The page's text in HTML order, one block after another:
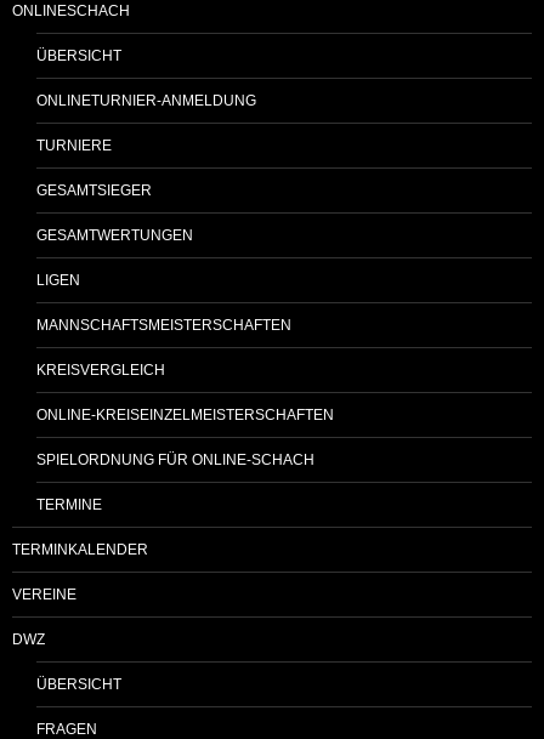
ONLINESCHACH
ÜBERSICHT
ONLINETURNIER-ANMELDUNG
TURNIERE
GESAMTSIEGER
GESAMTWERTUNGEN
LIGEN
MANNSCHAFTSMEISTERSCHAFTEN
KREISVERGLEICH
ONLINE-KREISEINZELMEISTERSCHAFTEN
SPIELORDNUNG FÜR ONLINE-SCHACH
TERMINE
TERMINKALENDER
VEREINE
DWZ
ÜBERSICHT
FRAGEN